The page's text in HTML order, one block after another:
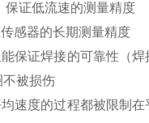
保证低流速的测量精度
感器的长期测量精度
保证焊接的可靠性（
被损伤
速度的过程都被限制